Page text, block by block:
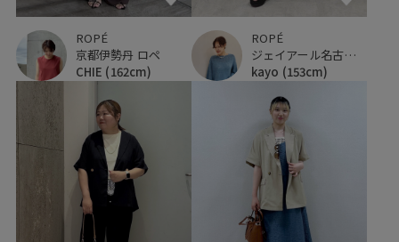
ROPÉ
京都伊勢丹 ロペ
CHIE (162cm)
ROPÉ
ジェイアール名古屋タカシマヤ
kayo (153cm)